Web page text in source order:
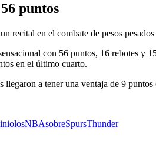
puntos
recital en el combate de pesos
con 56 puntos, 16 rebotes y
en el último cuarto.
a tener una ventaja de 9
losNBAsobreSpursThunder